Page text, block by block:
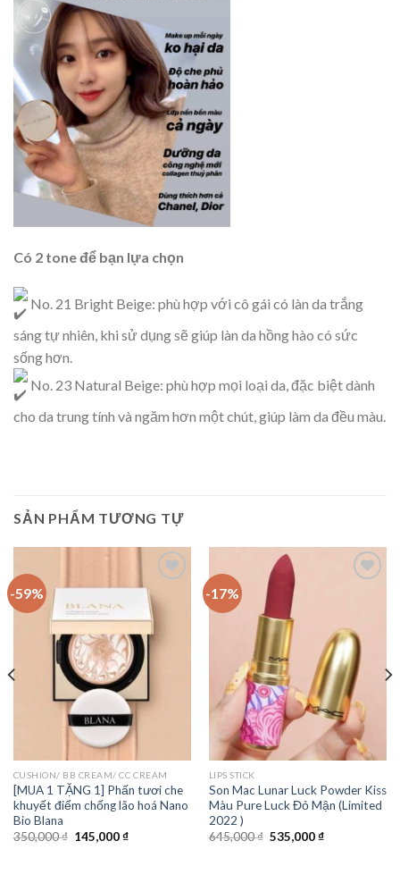
Có 2 tone để bạn lựa chọn
No. 21 Bright Beige: phù hợp với cô gái có làn da trắng
sáng tự nhiên, khi sử dụng sẽ giúp làn da hồng hào có sức
sống hơn.
No. 23 Natural Beige: phù hợp mọi loại da, đặc biệt dành
cho da trung tính và ngăm hơn một chút, giúp làm da đều màu.
SẢN PHẨM TƯƠNG TỰ
-59%
Add to
Wishlist
CUSHION/ BB CREAM/ CC CREAM
[MUA 1 TẶNG 1] Phấn tươi che
khuyết điểm chống lão hoá Nano
Bio Blana
350,000₫ 145,000₫
-17%
LIPS STICK
Son Mac Lunar Luck Powder Kiss
Màu Pure Luck Đỏ Mận (Limited
2022 )
645,000₫ 535,000₫